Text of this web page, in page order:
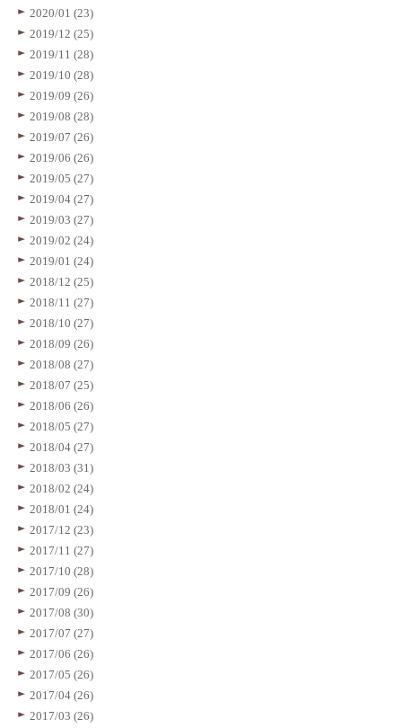
2020/01 (23)
2019/12 (25)
2019/11 (28)
2019/10 (28)
2019/09 (26)
2019/08 (28)
2019/07 (26)
2019/06 (26)
2019/05 (27)
2019/04 (27)
2019/03 (27)
2019/02 (24)
2019/01 (24)
2018/12 (25)
2018/11 (27)
2018/10 (27)
2018/09 (26)
2018/08 (27)
2018/07 (25)
2018/06 (26)
2018/05 (27)
2018/04 (27)
2018/03 (31)
2018/02 (24)
2018/01 (24)
2017/12 (23)
2017/11 (27)
2017/10 (28)
2017/09 (26)
2017/08 (30)
2017/07 (27)
2017/06 (26)
2017/05 (26)
2017/04 (26)
2017/03 (26)